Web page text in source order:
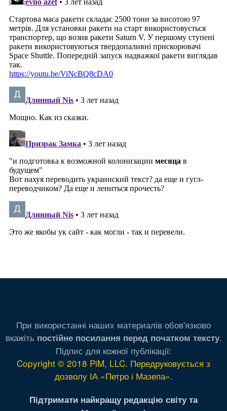
При використанні наших материалів обов'язково
вкажіть постійне посилання перед початком тексту.
Підпис для кожної публікації:
Copyright © 2018 PiM, LLC. Передруковується з
дозволу ІА «Петро і Мазепа».
Підтримати найкращу редакцію світу та